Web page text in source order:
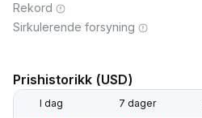
Rekord
Sirkulerende forsyning
Prishistorikk (USD)
I dag 7 dager